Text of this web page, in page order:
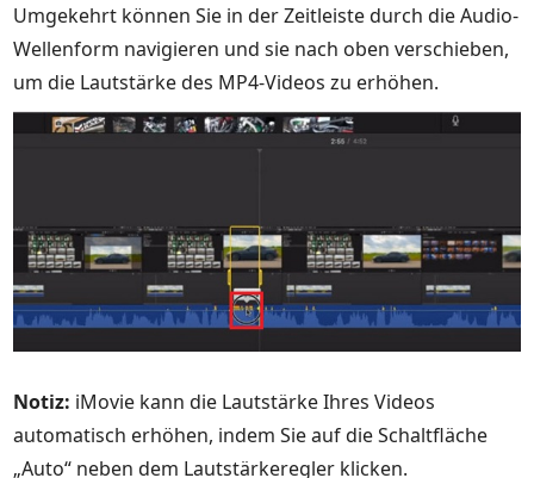
Umgekehrt können Sie in der Zeitleiste durch die Audio-
Wellenform navigieren und sie nach oben verschieben,
um die Lautstärke des MP4-Videos zu erhöhen.
Notiz: iMovie kann die Lautstärke Ihres Videos
automatisch erhöhen, indem Sie auf die Schaltfläche
„Auto“ neben dem Lautstärkeregler klicken.